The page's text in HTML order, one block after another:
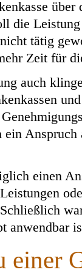
über
die
tätig
Zeit für
auch
Anspruch
einen
anwendbar
einer